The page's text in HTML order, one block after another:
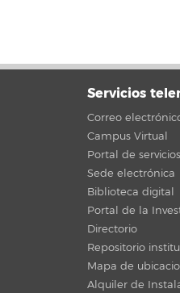
Servicios
Correo
Campus Virtual
Portal de servicios
Sede electrónica
Biblioteca digital
Portal de la
Directorio
Repositorio
Mapa de
Alquiler de